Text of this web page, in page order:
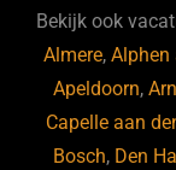
b
o
o
k
ky
Bekijk ook
Almere,Alphen
Apeldoorn,
Capelle aan
Bosch, Den